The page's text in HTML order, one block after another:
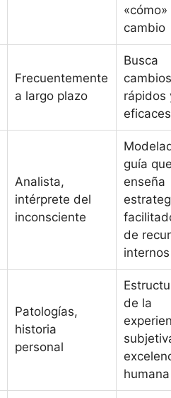
cambio
Frecuentemente
a largo plazo
Busca
rápidos
eficaces
Analista,
intérprete del
inconsciente
guía
enseña
de
internos
Patologías,
historia
personal
de la
humana